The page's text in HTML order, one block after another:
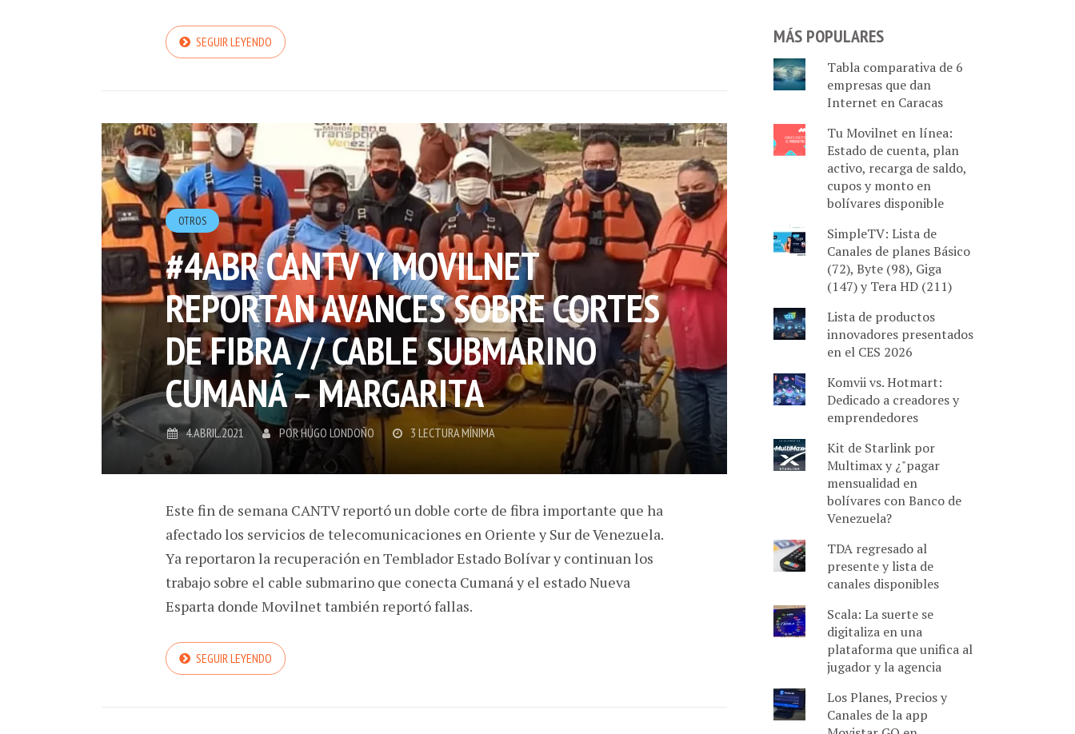
SEGUIR LEYENDO
OTROS
#4ABR CANTV Y MOVILNET
REPORTAN AVANCES SOBRE CORTES
DE FIBRA // CABLE SUBMARINO
CUMANÁ – MARGARITA
4.ABRIL.2021 PORHUGO LONDOÑO 3 LECTURA MÍNIMA
Este fin de semana CANTV reportó un doble corte de fibra importante que ha
afectado los servicios de telecomunicaciones en Oriente y Sur de Venezuela.
Ya reportaron la recuperación en Temblador Estado Bolívar y continuan los
trabajo sobre el cable submarino que conecta Cumaná y el estado Nueva
Esparta donde Movilnet también reportó fallas.
SEGUIR LEYENDO
MÁS POPULARES
Tabla comparativa de 6
empresas que dan
Internet en Caracas
Tu Movilnet en línea:
Estado de cuenta, plan
activo, recarga de saldo,
cupos y monto en
bolívares disponible
SimpleTV: Lista de
Canales de planes Básico
(72), Byte (98), Giga
(147) y Tera HD (211)
Lista de productos
innovadores presentados
en el CES 2026
Komvii vs. Hotmart:
Dedicado a creadores y
emprendedores
Kit de Starlink por
Multimax y ¿"pagar
mensualidad en
bolívares con Banco de
Venezuela?
TDA regresado al
presente y lista de
canales disponibles
Scala: La suerte se
digitaliza en una
plataforma que unifica al
jugador y la agencia
Los Planes, Precios y
Canales de la app